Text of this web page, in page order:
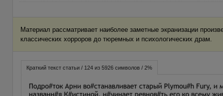
Материал рассматривает наиболее заметные экранизации
классических хорроров до тюремных и психологических драм.
Краткий текст статьи / 124 из 5926 символов / 2%